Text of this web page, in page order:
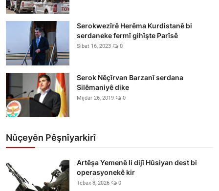
Serokwezîrê Herêma Kurdistanê bi
serdaneke fermî gihîşte Parîsê
Sibat 16, 2023 0
Serok Nêçîrvan Barzanî serdana
Silêmaniyê dike
Mijdar 26, 2019 0
Nûçeyên Pêşnîyarkirî
Artêşa Yemenê li dijî Hûsiyan dest bi
operasyonekê kir
Tebax 8, 2026 0